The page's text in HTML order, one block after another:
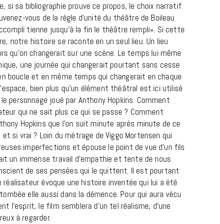
si sa bibliographie prouve ce propos, le choix narratif
vous de la règle d’unité du théâtre de Boileau
tienne jusqu’à la fin le théâtre rempli». Si cette
notre histoire se raconte en un seul lieu. Un lieu
qu’on changerait sur une scène. Le temps lui même
une journée qui changerait pourtant sans cesse
boucle et en même temps qui changerait en chaque
bien plus qu’un élément théâtral est ici utilisé
personnage joué par Anthony Hopkins. Comment
qui ne sait plus ce qui se passe ? Comment
Hopkins que l’on suit minute après minute de ce
si vrai ? Loin du métrage de Viggo Mortensen qui
imperfections et épouse le point de vue d’un fils
un immense travail d’empathie et tente de nous
de ses pensées qui le quittent. Il est pourtant
évoque une histoire inventée qui lui a été
elle aussi dans la démence. Pour qui aura vécu
l’esprit, le film semblera d’un tel réalisme, d’une
à regarder.
REPORTAGES ET INTERVIEWS
We Love Green se met au vert sur
la Montagne de Gorillaz
7 JUIN 2026